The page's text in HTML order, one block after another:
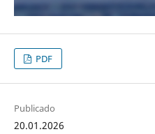
PDF
Publicado
20.01.2026